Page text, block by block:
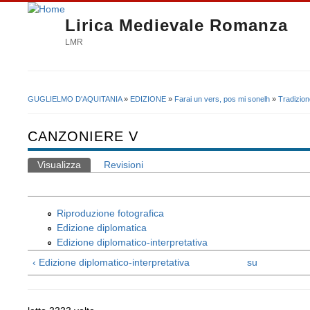
Lirica Medievale Romanza
LMR
GUGLIELMO D'AQUITANIA» EDIZIONE » Farai un vers, pos mi sonelh »
CANZONIERE V
Schede primarie
Visualizza (scheda attiva)
Revisioni
Riproduzione fotografica
Edizione diplomatica
Edizione diplomatico-interpretativa
‹ Edizione diplomatico-interpretativa
su